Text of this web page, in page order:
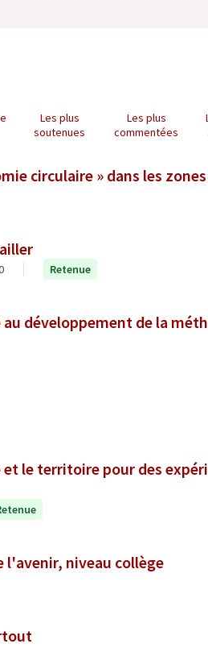
Les plus
soutenues
Les plus
commentées
circulaire » dans les
Retenue
développement de la
le territoire pour des
l'avenir, niveau collège